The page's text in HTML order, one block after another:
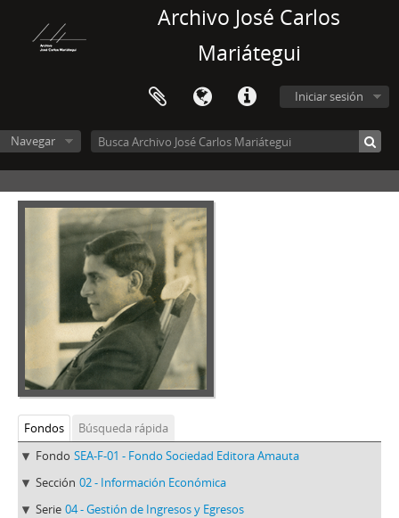
Archivo José Carlos
Mariátegui
Iniciar sesión
Navegar
Fondos
Búsqueda rápida
Fondo SEA-F-01 - Fondo Sociedad Editora Amauta
Sección 02 - Información Económica
Serie 04 - Gestión de Ingresos y Egresos